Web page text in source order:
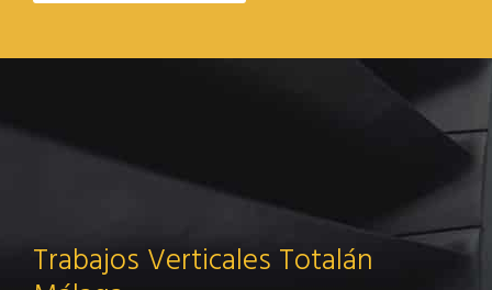
Trabajos Verticales Totalán